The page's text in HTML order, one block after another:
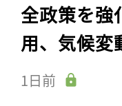
全政策を強
用、気候変
1日前